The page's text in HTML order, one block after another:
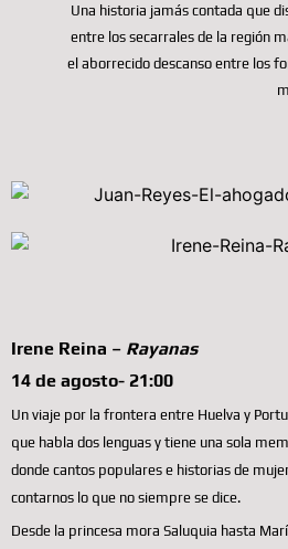
Una historia jamás contada que
entre los secarrales de la región
el aborrecido descanso entre los
Irene Reina – Rayanas
14 de agosto- 21:00
Un viaje por la frontera entre Huelva y
que habla dos lenguas y tiene una sola
donde cantos populares e historias de
contarnos lo que no siempre se dice.
Desde la princesa mora Saluquia hasta